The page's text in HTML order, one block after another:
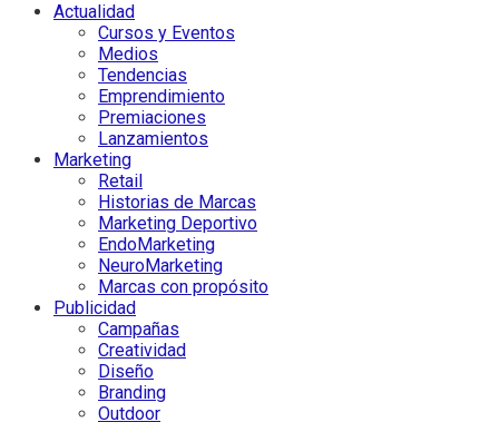
Actualidad
Cursos y Eventos
Medios
Tendencias
Emprendimiento
Premiaciones
Lanzamientos
Marketing
Retail
Historias de Marcas
Marketing Deportivo
EndoMarketing
NeuroMarketing
Marcas con propósito
Publicidad
Campañas
Creatividad
Diseño
Branding
Outdoor